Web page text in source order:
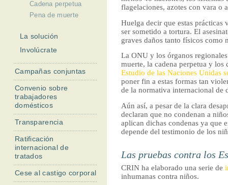
flagelaciones, azotes con vara o
Huelga decir que estas
ser sometido a tortura. El
graves daños tanto físicos como
La ONU y los órganos
muerte, la cadena perpetua y
Estudio de las Naciones Unidas
poner fin a estas formas tan
de la normativa internacional de
Aún así, a pesar de la clara
declaran que no condenan a
aplican dichas condenas ya que
depende del testimonio de los
Las pruebas contra los
CRIN ha elaborado una serie de
inhumanas contra niños.
Cadena perpetua
Pena de muerte
La solución
Involúcrate
Campañas conjuntas
Convenio sobre
trabajadores
domésticos
Transparencia
Ratificación
internacional de
tratados
Cese al castigo corporal